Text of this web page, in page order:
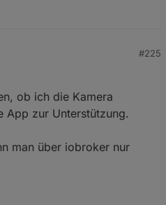
#225
ob ich die Kamera
App zur Unterstützung.
man über iobroker nur